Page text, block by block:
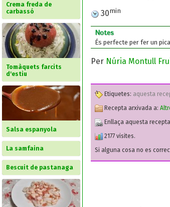
Crema freda de
carbassó
Tomàquets farcits
d'estiu
Salsa espanyola
La samfaina
Bescuit de pastanaga
30min
Notes
És perfecte per fer un
Per Núria Montull
Etiquetes: aquesta
Recepta arxivada a:
Enllaça aquesta
2177 visites.
Si alguna cosa no es